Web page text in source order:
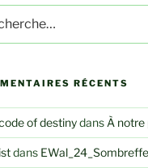
RÉCENTS
of destinydans À notre
dans EWal_24_Sombreffe